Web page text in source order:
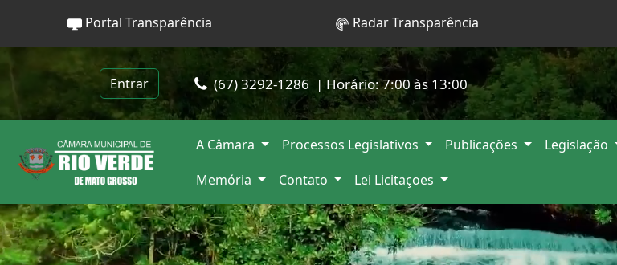
Portal Transparência Radar Transparência
Entrar (67) 3292-1286 | Horário: 7:00 às 13:00
A Câmara Processos Legislativos Publicações Legislação
Memória
Contato Lei Licitaçoes